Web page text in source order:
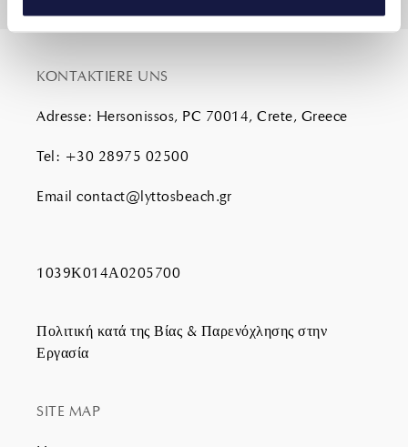
KONTAKTIERE UNS
Adresse: Hersonissos, PC 70014, Crete, Greece
Tel : +30 28975 02500
Email contact@lyttosbeach.gr
1039Κ014Α0205700
Πολιτική κατά της Βίας & Παρενόχλησης στην
Εργασία
SITE MAP